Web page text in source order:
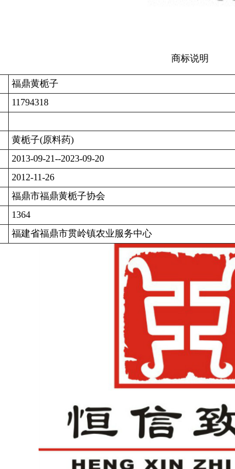
商标说明
福鼎黄栀子
11794318
黄栀子(原料药)
2013-09-21--2023-09-20
2012-11-26
福鼎市福鼎黄栀子协会
1364
福建省福鼎市贯岭镇农业服务中心